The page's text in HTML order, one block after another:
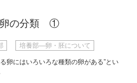
卵の分類 ①
培養部―卵・胚について
卵にはいろいろな種類の卵がある”とい